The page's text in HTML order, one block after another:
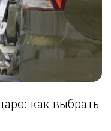
как выбрать